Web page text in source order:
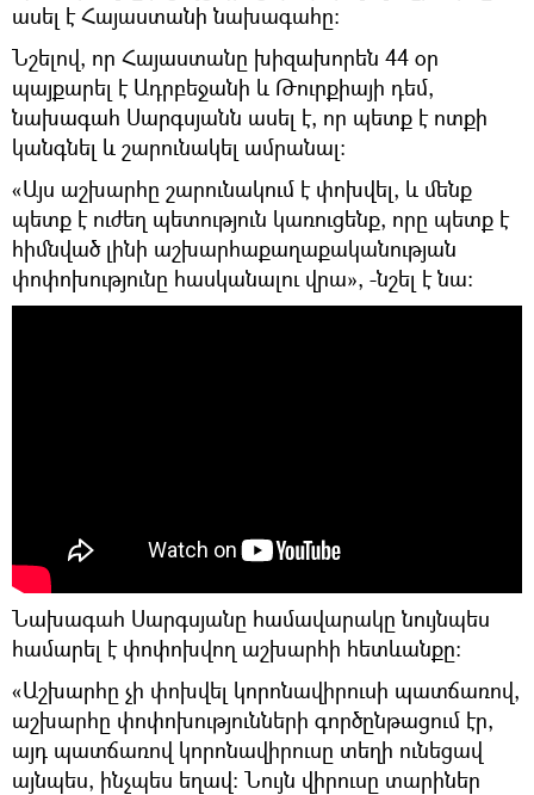
ասել է Հայաստանի նախագահը։
Նշելով, որ Հայաստանը խիզախորեն 44 օր
պայքարել է Ադրբեջանի և Թուրքիայի դեմ,
նախագահ Սարգսյանն ասել է, որ պետք է ոտքի
կանգնել և շարունակել ամրանալ։
«Այս աշխարհը շարունակում է փոխվել, և մենք
պետք է ուժեղ պետություն կառուցենք, որը պետք է
հիմնված լինի աշխարհաքաղաքականության
փոփոխությունը հասկանալու վրա», -նշել է նա։
Նախագահ Սարգսյանը համավարակը նույնպես
համարել է փոփոխվող աշխարհի հետևանքը։
«Աշխարհը չի փոխվել կորոնավիրուսի պատճառով,
աշխարհը փոփոխությունների գործընթացում էր,
այդ պատճառով կորոնավիրուսը տեղի ունեցավ
այնպես, ինչպես եղավ: Նույն վիրուսը տարիներ